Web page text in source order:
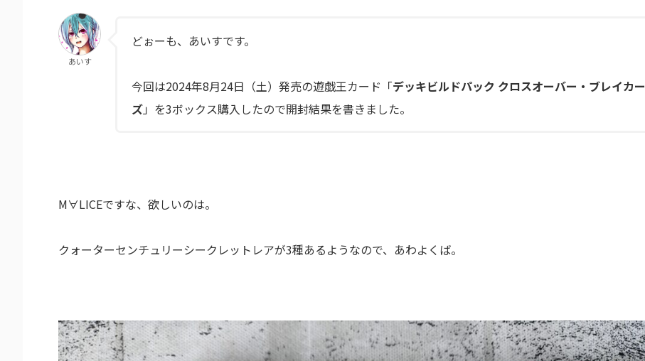
あいす
どぉーも、あいすです。
今回は2024年8月24日（土）発売の遊戯王カード「デッキビルドパック クロスオーバー・ブレイカー
ズ」を3ボックス購入したので開封結果を書きました。
M∀LICEですな、欲しいのは。
クォーターセンチュリーシークレットレアが3種あるようなので、あわよくば。